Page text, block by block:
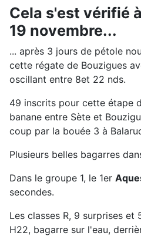
Cela s'est vérifié
19 novembre...
... après 3 jours de pétole
cette régate de Bouzigues
oscillant entre 8et 22 nds.
49 inscrits pour cette étape
banane entre Sète et
coup par la bouée 3 à
Plusieurs belles bagarres
Dans le groupe 1, le 1er
secondes.
Les classes R, 9 surprises et
H22, bagarre sur l'eau,